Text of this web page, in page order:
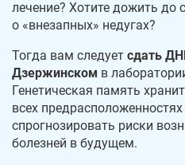
лечение? Хотите дожить до
о «внезапных» недугах?
Тогда вам следует сдать
Дзержинском в
Генетическая память
всех
спрогнозировать риски
болезней в будущем.